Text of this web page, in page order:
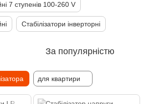
7 ступенів 100-260 V
Стабілізатори інверторні
За популярністю
для квартири